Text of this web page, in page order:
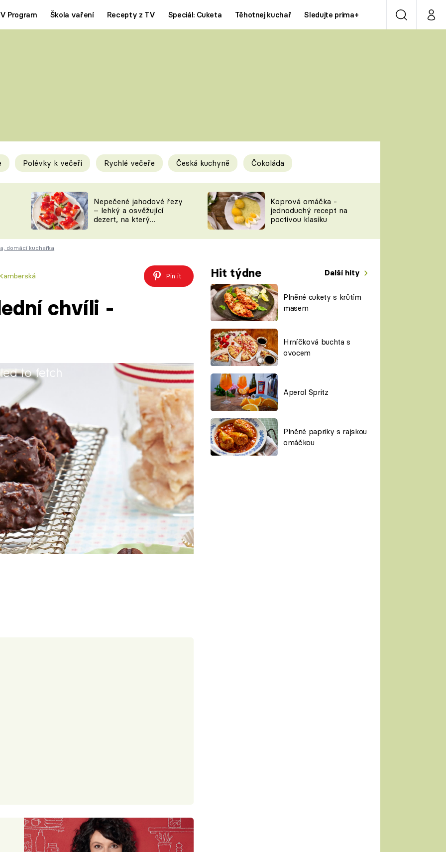
Program Škola vaření Recepty z TV Speciál: Cuketa Těhotnej kuchař Sledujte prima+ VyhledáváníMůj
Tipy a triky
KAM ZA JÍDLEM
VYCHYTÁVKY
Novinky
ŠÉFREDAKTORKY
ČASOPIS
Prima LAJK
Sledujte nás
Polévky k večeři Rychlé večeře Česká kuchyně Čokoláda
Nepečené jahodové řezy
– lehký a osvěžující
dezert, na který
Koprová omáčka -
jednoduchý recept na
poctivou klasiku
domácí kuchařka
Pin it Hit týdne Další hity
Plněné cukety s krůtím
masem
Hrníčková buchta s
ovocem
Aperol Spritz
Plněné papriky s rajskou
omáčkou
chvíli -
to fetch
fíky
30 minut